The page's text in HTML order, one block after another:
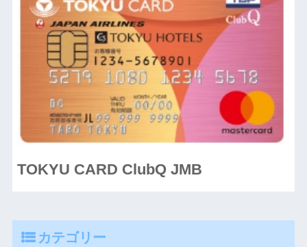
TOKYU CARD ClubQ JMB
カテゴリー